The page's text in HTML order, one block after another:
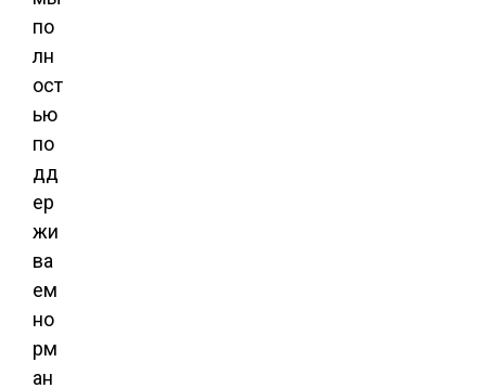
по
лн
ост
ью
по
дд
ер
жи
ва
ем
но
рм
ан